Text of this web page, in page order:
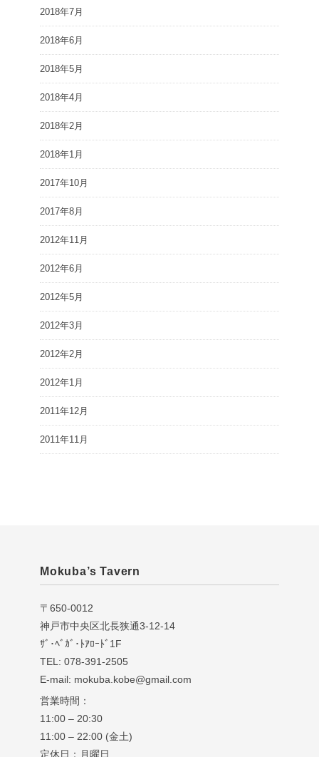
2018年7月
2018年6月
2018年5月
2018年4月
2018年2月
2018年1月
2017年10月
2017年8月
2012年11月
2012年6月
2012年5月
2012年3月
2012年2月
2012年1月
2011年12月
2011年11月
Mokuba’s Tavern
〒650-0012
神戸市中央区北長狭通3-12-14
ｻﾞ･ﾍﾞｶﾞ･ﾄｱﾛｰﾄﾞ1F
TEL: 078-391-2505
E-mail: mokuba.kobe@gmail.com
営業時間：
11:00 – 20:30
11:00 – 22:00 (金土)
定休日：月曜日